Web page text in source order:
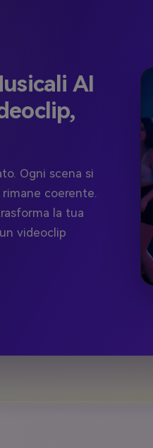
AI
Ogni scena si
coerente.
la tua
videoclip